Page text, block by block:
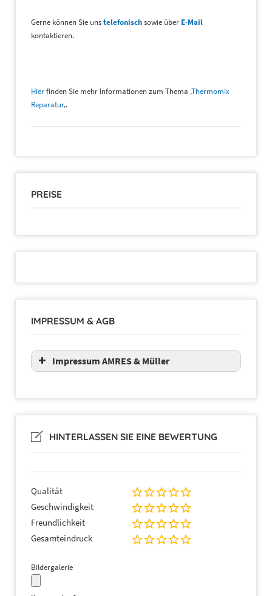
Gerne können Sie unstelefonischsowie über E-Mail
kontaktieren.
Hierfinden Sie mehr Informationen zum Thema ‚Thermomix
Reparatur‚.
PREISE
IMPRESSUM & AGB
Impressum AMRES & Müller
HINTERLASSEN SIE EINE BEWERTUNG
Qualität
Geschwindigkeit
Freundlichkeit
Gesamteindruck
Bildergalerie